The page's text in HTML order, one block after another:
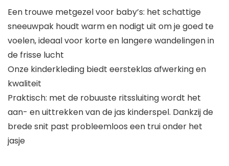
Een trouwe metgezel voor baby’s: het schattige
sneeuwpak houdt warm en nodigt uit om je goed te
voelen, ideaal voor korte en langere wandelingen in
de frisse lucht
Onze kinderkleding biedt eersteklas afwerking en
kwaliteit
Praktisch: met de robuuste ritssluiting wordt het
aan- en uittrekken van de jas kinderspel. Dankzij de
brede snit past probleemloos een trui onder het
jasje